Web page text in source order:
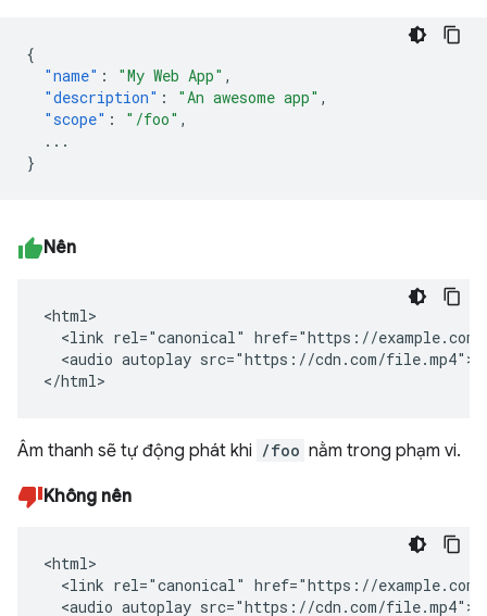
{
"name" : "My Web App" ,
"description" : "An awesome app" ,
"scope" : "/foo" ,
...
}
Nên
<html>
<link rel="canonical" href="https://
<audio autoplay src="https://cdn.com/
</html>
Âm thanh sẽ tự động phát khi /foo nằm trong phạm vi.
Không nên
<html>
<link rel="canonical" href="https://
<audio autoplay src="https://cdn.com/